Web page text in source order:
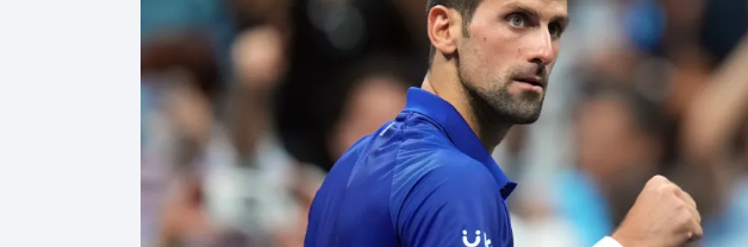
Curling
Dostihy
Florbal
Futsal
Golf
Moderní pětiboj
Motorsport
Olympijské hry
Parasport
Plavání